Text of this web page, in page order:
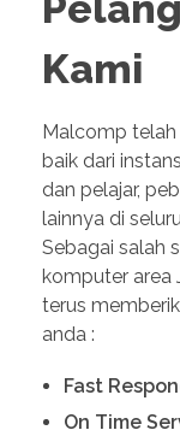
Kami
Malcomp
baik dari
dan pelajar,
lainnya di
Sebagai salah
komputer area
terus
anda :
Fast
On Time